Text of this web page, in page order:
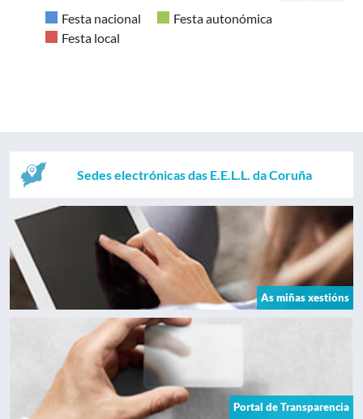
Festa nacional
Festa autonómica
Festa local
Sedes electrónicas das E.E.L.L. da Coruña
As miñas xestións
Portal de Transparencia